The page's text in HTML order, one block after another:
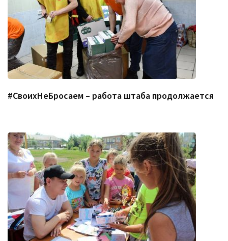
#СвоихНеБросаем – работа штаба продолжается